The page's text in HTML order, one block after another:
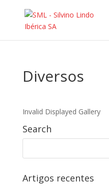
Diversos
Invalid Displayed Gallery
Search
Artigos recentes